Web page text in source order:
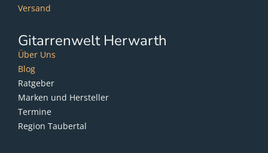
Versand
Gitarrenwelt Herwarth
Über Uns
Blog
Ratgeber
Marken und Hersteller
Termine
Region Taubertal